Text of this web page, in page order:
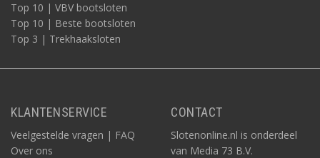
Top 10 | VBV bootsloten
Top 10 | Beste bootsloten
Top 3 | Trekhaaksloten
KLANTENSERVICE
Veelgestelde vragen | FAQ
Over ons
CONTACT
Slotenonline.nl is onderdeel
van Media 73 B.V.